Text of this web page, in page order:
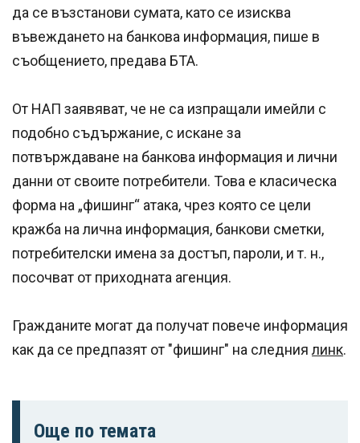
да се възстанови сумата, като се изисква
въвеждането на банкова информация, пише в
съобщението, предава БТА.
От НАП заявяват, че не са изпращали имейли с
подобно съдържание, с искане за
потвърждаване на банкова информация и лични
данни от своите потребители. Това е класическа
форма на „фишинг“ атака, чрез която се цели
кражба на лична информация, банкови сметки,
потребителски имена за достъп, пароли, и т. н.,
посочват от приходната агенция.
Гражданите могат да получат повече информация
как да се предпазят от "фишинг" на следния линк.
Още по темата